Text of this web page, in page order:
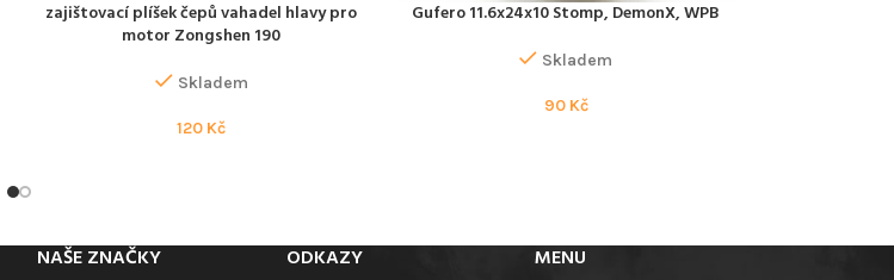
PŘIDAT DO KOŠÍKU
zajištovací plíšek čepů vahadel hlavy pro
motor Zongshen 190
Skladem
120 Kč
PŘIDAT DO KOŠÍKU
Gufero 11.6x24x10 Stomp, DemonX, WPB
Skladem
90 Kč
NAŠE ZNAČKY ODKAZY MENU